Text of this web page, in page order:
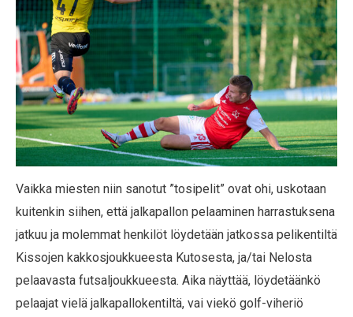
Vaikka miesten niin sanotut ”tosipelit” ovat ohi, uskotaan
kuitenkin siihen, että jalkapallon pelaaminen harrastuksena
jatkuu ja molemmat henkilöt löydetään jatkossa pelikentiltä
Kissojen kakkosjoukkueesta Kutosesta, ja/tai Nelosta
pelaavasta futsaljoukkueesta. Aika näyttää, löydetäänkö
pelaajat vielä jalkapallokentiltä, vai viekö golf-viheriö